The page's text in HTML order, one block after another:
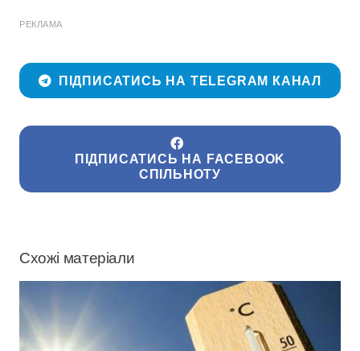
РЕКЛАМА
ПІДПИСАТИСЬ НА TELEGRAM КАНАЛ
ПІДПИСАТИСЬ НА FACEBOOK
СПІЛЬНОТУ
Схожі матеріали